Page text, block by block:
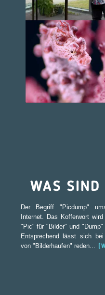
WAS SIND
Der Begriff "Picdump"
Internet. Das Kofferwort
"Pic" für "Bilder" und "Dump"
Entsprechend lässt sich
von "Bilderhaufen" reden...